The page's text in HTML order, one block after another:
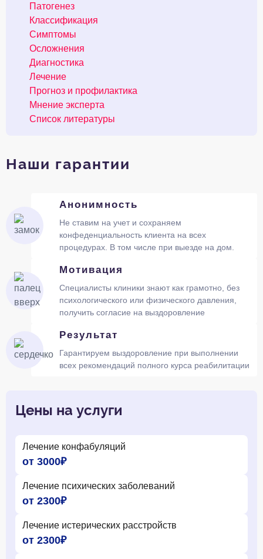
Патогенез
Классификация
Симптомы
Осложнения
Диагностика
Лечение
Прогноз и профилактика
Мнение эксперта
Список литературы
Наши гарантии
Анонимность
Не ставим на учет и сохраняем
конфеденциальность клиента на всех
процедурах. В том числе при выезде на дом.
Мотивация
Специалисты клиники знают как грамотно, без
психологического или физического давления,
получить согласие на выздоровление
Результат
Гарантируем выздоровление при выполнении
всех рекомендаций полного курса реабилитации
Цены на услуги
Лечение конфабуляций
от 3000₽
Лечение психических заболеваний
от 2300₽
Лечение истерических расстройств
от 2300₽